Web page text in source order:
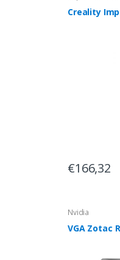
Creality
€166,32
Nvidia
VGA Zotac